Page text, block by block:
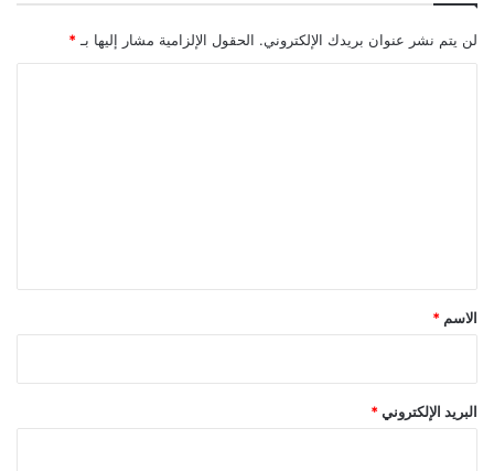
لن يتم نشر عنوان بريدك الإلكتروني. الحقول الإلزامية مشار إليها بـ *
*
الاسم *
البريد الإلكتروني *